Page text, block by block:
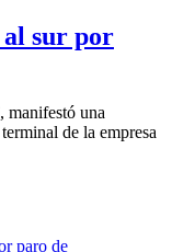
al sur por
manifestó una
de la empresa